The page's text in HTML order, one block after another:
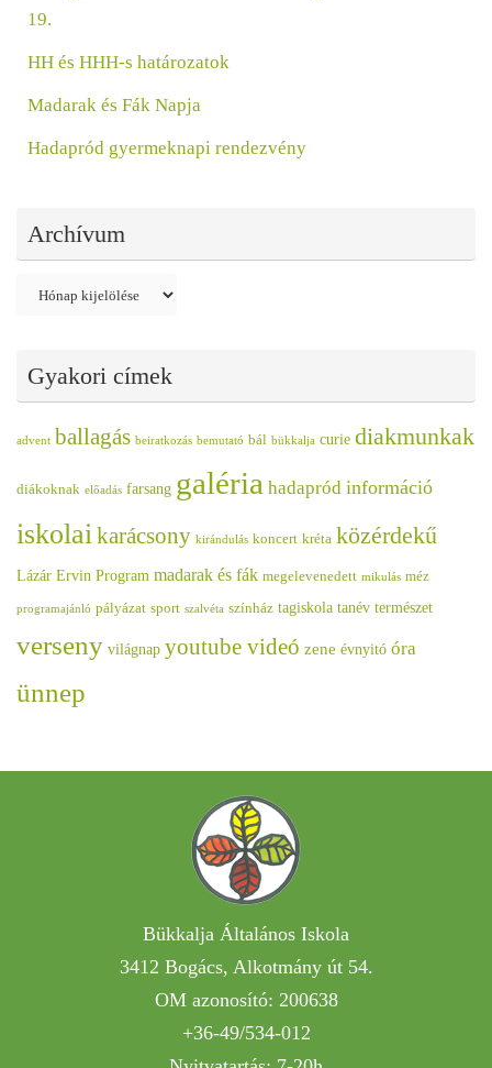
19.
HH és HHH-s határozatok
Madarak és Fák Napja
Hadapród gyermeknapi rendezvény
Archívum
Archívum
Gyakori címek
advent ballagás beiratkozás bemutató bál bükkalja curie diakmunkak
diákoknak előadás farsang galéria hadapród információ
iskolaikarácsony kirándulás koncert kréta közérdekű
Lázár Ervin Program madarak és fák megelevenedett mikulás méz
programajánló pályázat sport szalvéta színház tagiskola tanév természet
verseny világnap youtube videó zene évnyitó óra
ünnep
Bükkalja Általános Iskola
3412 Bogács, Alkotmány út 54.
OM azonosító: 200638
+36-49/534-012